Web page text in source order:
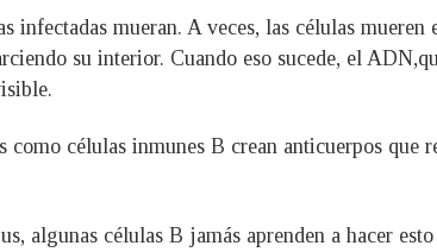
infectadas mueran. A veces, las células
su interior. Cuando eso sucede, el
células inmunes B crean anticuerpos
algunas células B jamás aprenden a hacer